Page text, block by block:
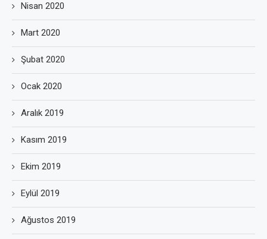
Nisan 2020
Mart 2020
Şubat 2020
Ocak 2020
Aralık 2019
Kasım 2019
Ekim 2019
Eylül 2019
Ağustos 2019